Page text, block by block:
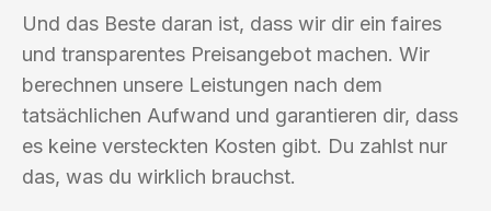
Und das Beste daran ist, dass wir dir ein faires
und transparentes Preisangebot machen. Wir
berechnen unsere Leistungen nach dem
tatsächlichen Aufwand und garantieren dir, dass
es keine versteckten Kosten gibt. Du zahlst nur
das, was du wirklich brauchst.